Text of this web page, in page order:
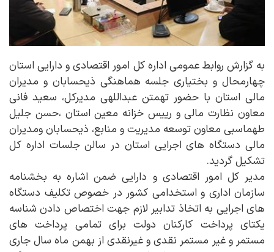
به گزارش روابط عمومی اداره کل امور اقتصادی و دارایی استان
چهارمحال و بختیاری جلسه هماهنگي ذيحسابان و مدیران
مالی استان با حضور تهمتن عبداللهي مديركل، سعید فانی
معاون نظارت مالي و ریيس خزانه معين استان ،حسن جلیل
طهماسبی معاون توسعه مدیریت و منابع، ذیحسابان ومدیران
مالی دستگاه های اجرایی استان در سالن جلسات اداره كل
تشکیل گردید.
مدیر کل امور اقتصادی و دارایی ضمن اشاره به بخشنامه
سازمان اداری و استخدامی کشور در خصوص تکلیف دستگاه
های اجرایی به اتخاذ تدابیر لازم جهت اختصاص دادن شناسه
یکتای پرداخت کارکنان دولت برای تمامی پرداخت های
مستمر و غیر مستمر نقدی و غیرنقدی از بهمن ماه سال جاری